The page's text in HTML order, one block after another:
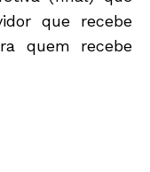
que recebe
quem recebe